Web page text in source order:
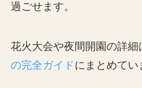
過ごせます。
花火大会や夜間開園の詳細
の完全ガイドにまとめてい